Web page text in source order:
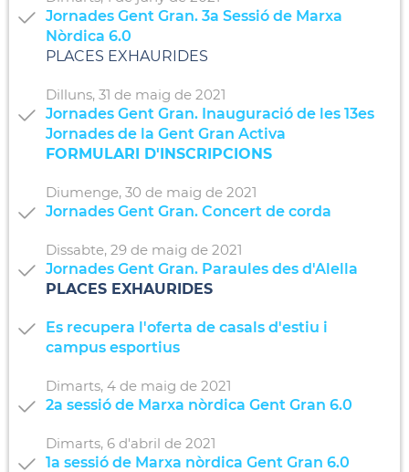
Jornades Gent Gran. 3a Sessió de Marxa
Nòrdica 6.0
PLACES EXHAURIDES
Dilluns, 31 de maig de 2021
Jornades Gent Gran. Inauguració de les 13es
Jornades de la Gent Gran Activa
FORMULARI D'INSCRIPCIONS
Diumenge, 30 de maig de 2021
Jornades Gent Gran. Concert de corda
Dissabte, 29 de maig de 2021
Jornades Gent Gran. Paraules des d'Alella
PLACES EXHAURIDES
Es recupera l'oferta de casals d'estiu i
campus esportius
Dimarts, 4 de maig de 2021
2a sessió de Marxa nòrdica Gent Gran 6.0
Dimarts, 6 d'abril de 2021
1a sessió de Marxa nòrdica Gent Gran 6.0